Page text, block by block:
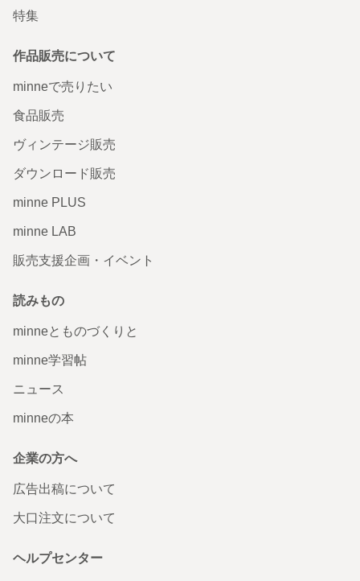
特集
作品販売について
minneで売りたい
食品販売
ヴィンテージ販売
ダウンロード販売
minne PLUS
minne LAB
販売支援企画・イベント
読みもの
minneとものづくりと
minne学習帖
ニュース
minneの本
企業の方へ
広告出稿について
大口注文について
ヘルプセンター